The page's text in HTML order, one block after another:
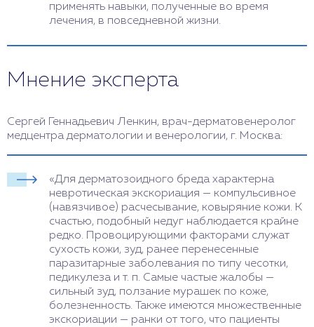
применять навыки, полученные во время
лечения, в повседневной жизни.
Мнение эксперта
Сергей Геннадьевич Ленкин, врач-дерматовенеролог
медцентра дерматологии и венерологии, г. Москва:
«Для дерматозоидного бреда характерна
невротическая экскориация — компульсивное
(навязчивое) расчесывание, ковыряние кожи. К
счастью, подобный недуг наблюдается крайне
редко. Провоцирующими факторами служат
сухость кожи, зуд, ранее перенесенные
паразитарные заболевания по типу чесотки,
педикулеза и т. п. Самые частые жалобы —
сильный зуд, ползание мурашек по коже,
болезненность. Также имеются множественные
экскориации — ранки от того, что пациенты